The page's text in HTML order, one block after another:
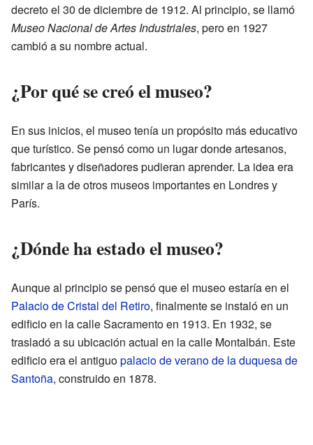
decreto el 30 de diciembre de 1912. Al principio, se llamó
Museo Nacional de Artes Industriales, pero en 1927
cambió a su nombre actual.
¿Por qué se creó el museo?
En sus inicios, el museo tenía un propósito más educativo
que turístico. Se pensó como un lugar donde artesanos,
fabricantes y diseñadores pudieran aprender. La idea era
similar a la de otros museos importantes en Londres y
París.
¿Dónde ha estado el museo?
Aunque al principio se pensó que el museo estaría en el
Palacio de Cristal del Retiro, finalmente se instaló en un
edificio en la calle Sacramento en 1913. En 1932, se
trasladó a su ubicación actual en la calle Montalbán. Este
edificio era el antiguopalacio de verano de la duquesa de
Santoña, construido en 1878.